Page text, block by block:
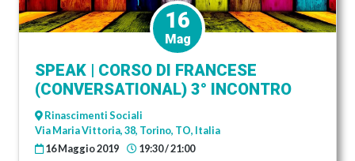
16
Mag
SPEAK | CORSO DI FRANCESE
(CONVERSATIONAL) 3° INCONTRO
Rinascimenti Sociali
Via Maria Vittoria, 38, Torino, TO, Italia
16 Maggio 2019
19:30 / 21:00